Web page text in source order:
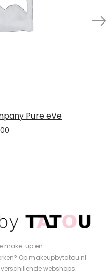
Pure eVe
make-up en
Op makeupbytatou.nl
webshops.